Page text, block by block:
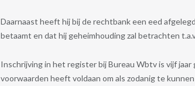
Daarnaast heeft hij bij de rechtbank een eed
betaamt en dat hij geheimhouding zal betrachten
Inschrijving in het register bij Bureau Wbtv is vijf
voorwaarden heeft voldaan om als zodanig te